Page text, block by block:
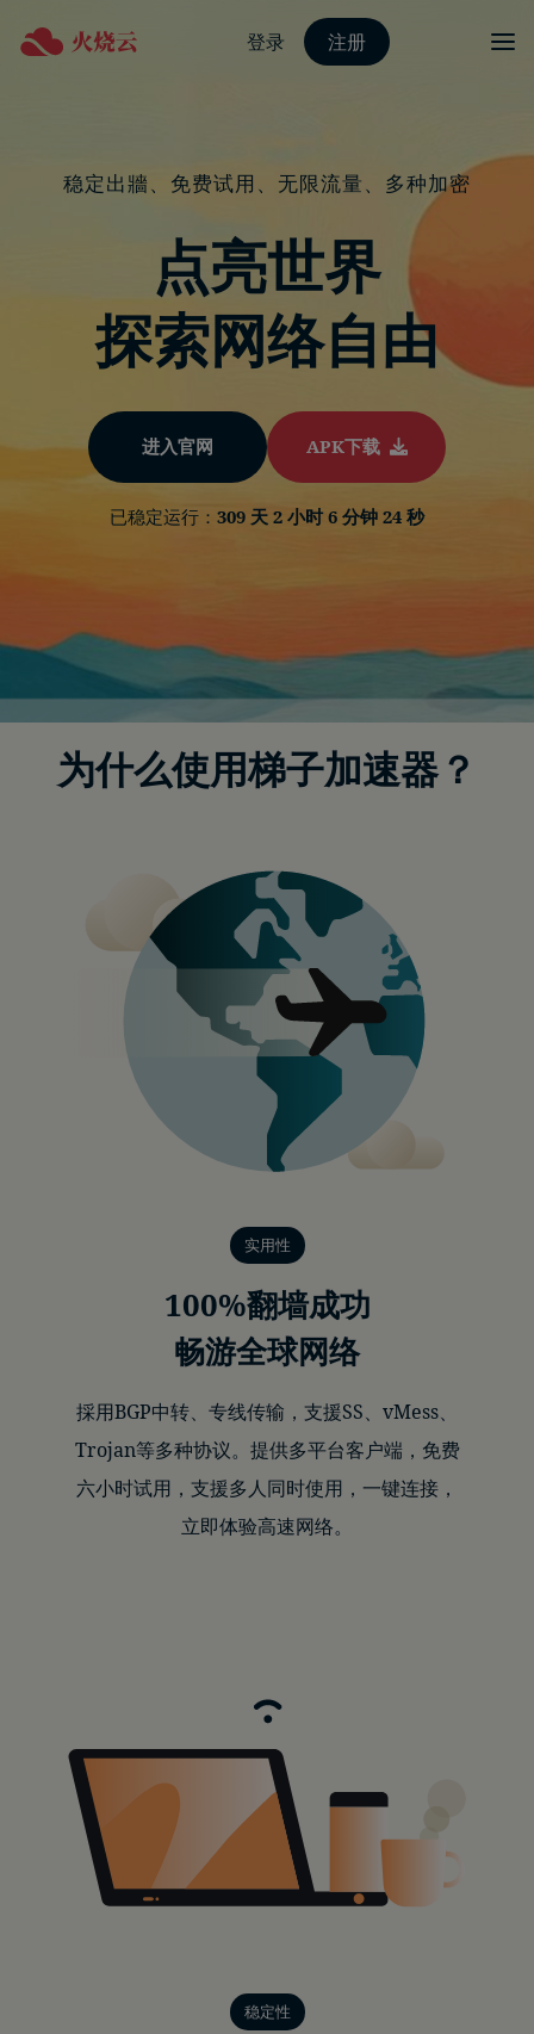
登录 注册
稳定出牆、免费试用、无限流量、多种加密
点亮世界
探索网络自由
进入官网 APK下载
已稳定运行： 309 天 2 小时 6 分钟 25 秒
为什么使用梯子加速器？
实用性
100%翻墙成功
畅游全球网络
採用BGP中转、专线传输，支援SS、vMess、
Trojan等多种协议。提供多平台客户端，免费
六小时试用，支援多人同时使用，一键连接，
立即体验高速网络。
稳定性